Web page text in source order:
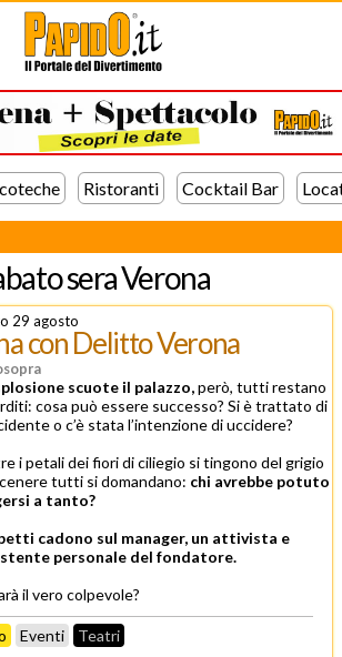
Ristoranti Cocktail Bar
seraVerona
29 agosto
con Delitto Verona
scuote il palazzo,però, tutti restano
cosa può essere successo? Si è trattato di
o c’è stata l’intenzione di uccidere?
i petali dei fiori di ciliegio si tingono del grigio
tutti si domandano: chi avrebbe potuto
a tanto?
cadono sul manager, un attivista e
personale del fondatore.
il vero colpevole?
Eventi Teatri